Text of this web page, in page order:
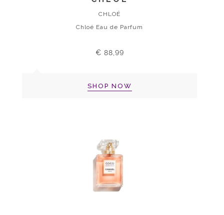
CHLOÉ
Chloé Eau de Parfum
€ 88,99
SHOP NOW